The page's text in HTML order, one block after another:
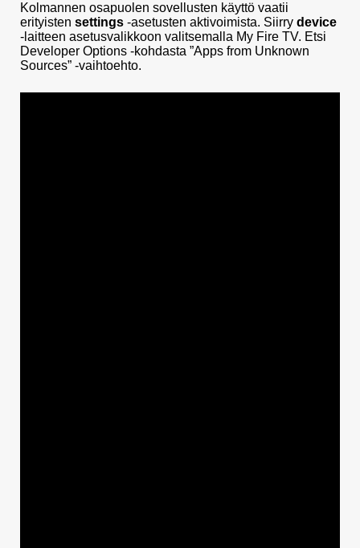
Kolmannen osapuolen sovellusten käyttö vaatii
erityisten settings -asetusten aktivoimista. Siirry device
-laitteen asetusvalikkoon valitsemalla My Fire TV. Etsi
Developer Options -kohdasta ”Apps from Unknown
Sources” -vaihtoehto.